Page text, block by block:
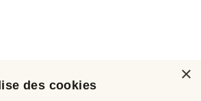
×
des cookies